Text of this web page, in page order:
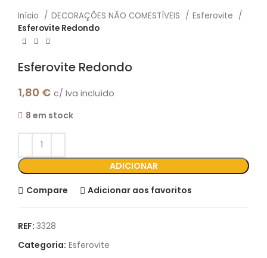
Início DECORAÇÕES NÂO COMESTÌVEIS
Esferovite
Esferovite Redondo
Esferovite Redondo
1,80 € c/ Iva incluído
8 em stock
ADICIONAR
Compare Adicionar aos favoritos
REF: 3328
Categoria: Esferovite